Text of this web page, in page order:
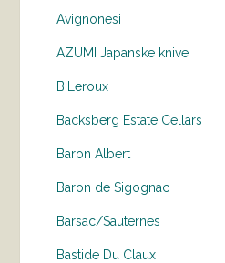
Avignonesi
AZUMI Japanske knive
B.Leroux
Backsberg Estate Cellars
Baron Albert
Baron de Sigognac
Barsac/Sauternes
Bastide Du Claux